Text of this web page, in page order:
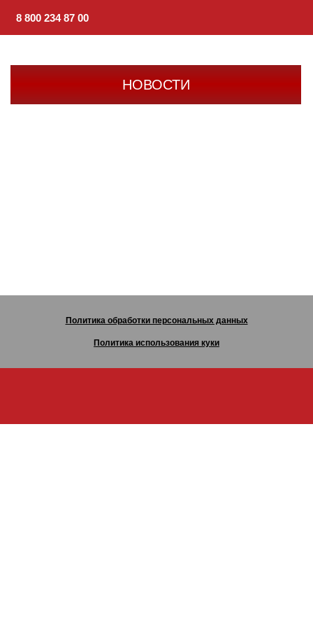
8 800 234 87 00
НОВОСТИ
Политика обработки персональных данных
Политика использования куки